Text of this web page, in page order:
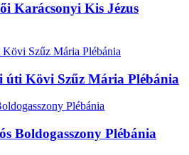
Karácsonyi Kis Jézus
úti Kövi Szűz Mária Plébánia
Boldogasszony Plébánia